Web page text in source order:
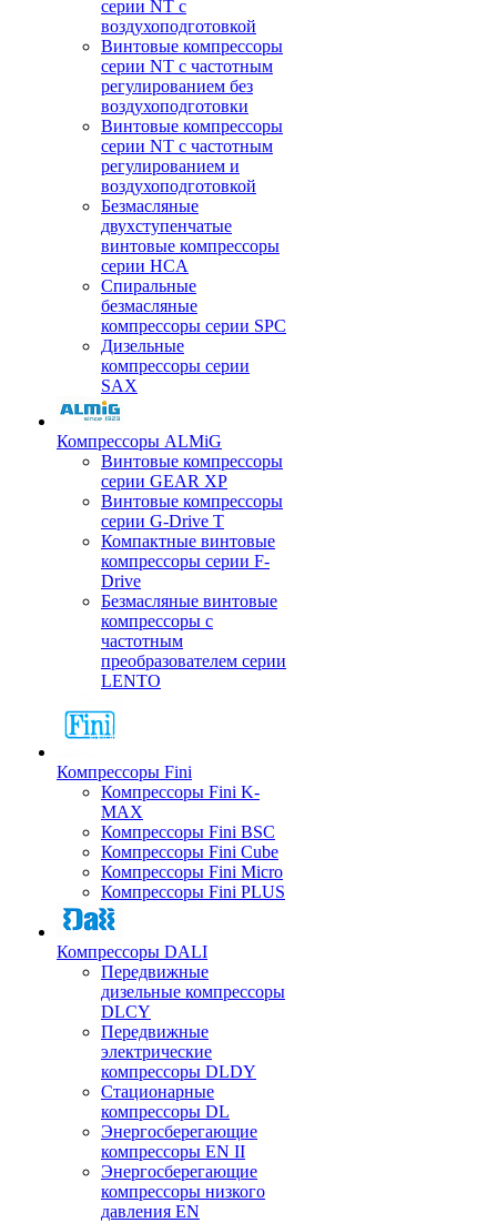
серии NT c
воздухоподготовкой
Винтовые компрессоры
серии NT с частотным
регулированием без
воздухоподготовки
Винтовые компрессоры
серии NT с частотным
регулированием и
воздухоподготовкой
Безмасляные
двухступенчатые
винтовые компрессоры
серии HCA
Спиральные
безмасляные
компрессоры серии SPC
Дизельные
компрессоры серии
SAX
Компрессоры ALMiG
Винтовые компрессоры
серии GEAR XP
Винтовые компрессоры
серии G-Drive T
Компактные винтовые
компрессоры серии F-
Drive
Безмасляные винтовые
компрессоры с
частотным
преобразователем серии
LENTO
Компрессоры Fini
Компрессоры Fini K-
MAX
Компрессоры Fini BSC
Компрессоры Fini Cube
Компрессоры Fini Micro
Компрессоры Fini PLUS
Компрессоры DALI
Передвижные
дизельные компрессоры
DLCY
Передвижные
электрические
компрессоры DLDY
Стационарные
компрессоры DL
Энергосберегающие
компрессоры EN II
Энергосберегающие
компрессоры низкого
давления EN